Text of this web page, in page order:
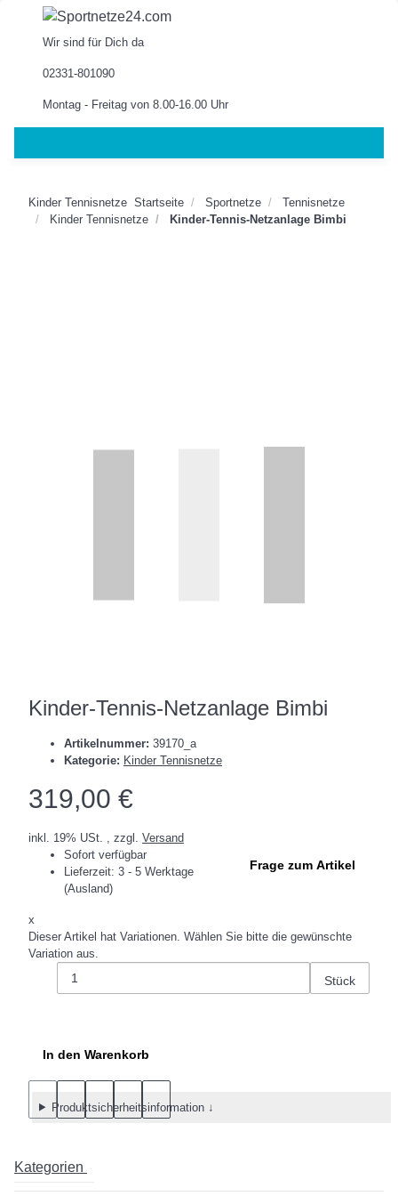
Wir sind für Dich da
02331-801090
Montag - Freitag von 8.00-16.00 Uhr
Kinder Tennisnetze Startseite Sportnetze
Tennisnetze
Kinder Tennisnetze
Kinder-Tennis-Netzanlage Bimbi
Kinder-Tennis-Netzanlage Bimbi
Artikelnummer: 39170_a
Kategorie: Kinder Tennisnetze
319,00 €
inkl. 19% USt. , zzgl. Versand
Sofort verfügbar
Lieferzeit: 3 - 5 Werktage
(Ausland)
Frage zum Artikel
x
Dieser Artikel hat Variationen. Wählen Sie bitte die gewünschte
Variation aus.
Stück
In den Warenkorb
Produktsicherheitsinformation ↓
Kategorien